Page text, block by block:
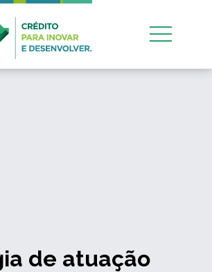
de atuação